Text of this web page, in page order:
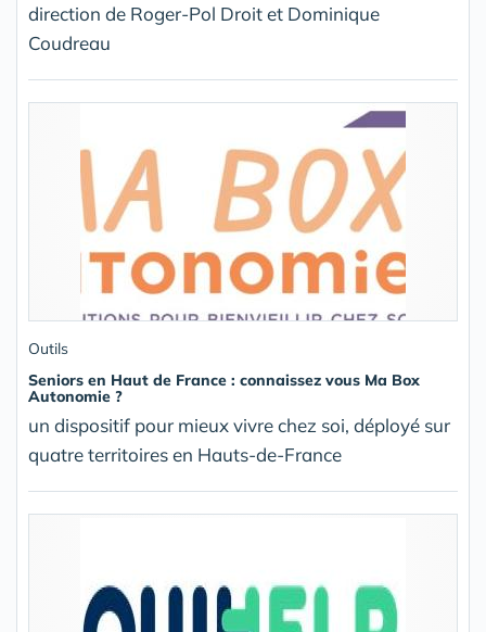
direction de Roger-Pol Droit et Dominique
Coudreau
Outils
Seniors en Haut de France : connaissez vous Ma Box
Autonomie ?
un dispositif pour mieux vivre chez soi, déployé sur
quatre territoires en Hauts-de-France